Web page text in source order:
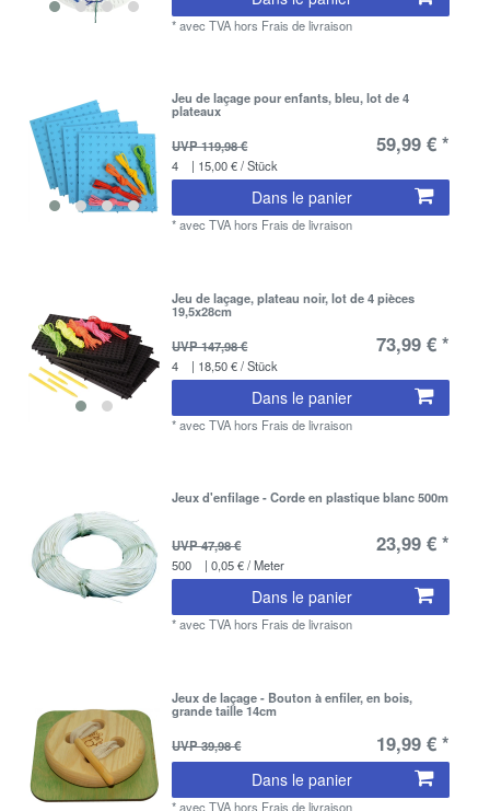
*avec TVAhors Frais de livraison
Jeu de laçage pour enfants, bleu, lot de 4
plateaux
UVP 119,98 €
59,99 € *
4 | 15,00 € / Stück
Dans le panier
*avec TVAhors Frais de livraison
Jeu de laçage, plateau noir, lot de 4 pièces
19,5x28cm
UVP 147,98 €
73,99 € *
4 | 18,50 € / Stück
Dans le panier
*avec TVAhors Frais de livraison
Jeux d'enfilage - Corde en plastique blanc 500m
UVP 47,98 € 23,99 € *
500 | 0,05 € / Meter
Dans le panier
*avec TVAhors Frais de livraison
Jeux de laçage - Bouton à enfiler, en bois,
grande taille 14cm
UVP 39,98 €
19,99 € *
Dans le panier
*avec TVAhors Frais de livraison